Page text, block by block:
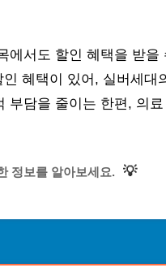
에서도 할인 혜택을 받을
혜택이 있어, 실버세대
부담을 줄이는 한편, 의
정보를 알아보세요. 💡